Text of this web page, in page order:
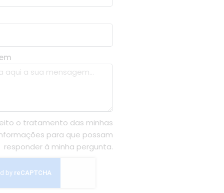
o tratamento das minhas
para que possam
responder à minha pergunta.